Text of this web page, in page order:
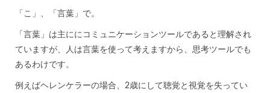
「こ」、「言葉」で。
「言葉」は主ににコミュニケーションツールであると理解され
ていますが、人は言葉を使って考えますから、思考ツールでも
あるわけです。
例えばヘレンケラーの場合、2歳にして聴覚と視覚を失ってい